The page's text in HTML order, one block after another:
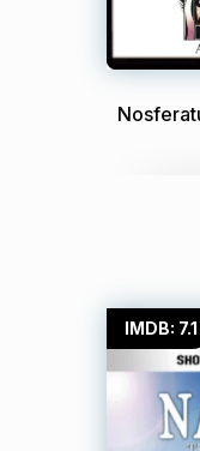
IMDB: 7.1